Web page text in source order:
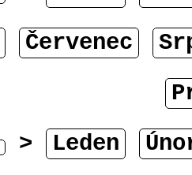
Červenec
> Leden